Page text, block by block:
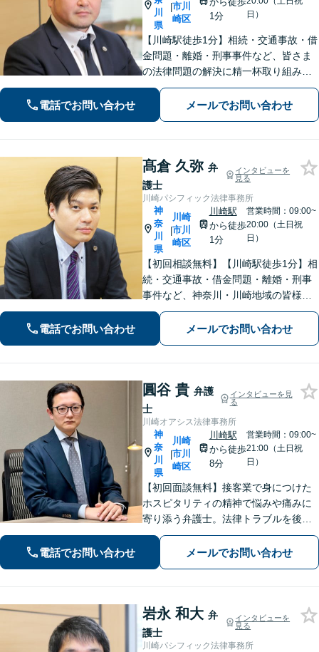
川
県
|市川
崎区
1分
日）
【川崎駅徒歩1分】相続・交通事故・借
金問題・離婚・刑事事件など、皆さま
の法律問題の解決に精一杯取り組みま
す。持ち前のバイタリティとフットワ
ークの軽さに自信あり。費用の負担を
最小限にするよう努めています。【地
電話でお問い合わせ メールでお問い合わせ
髙倉 久弥 弁
護士
インタビューを
見る
川崎パシフィック法律事務所
神
奈
川
県
|
川崎
市川
崎区
川崎駅
から徒歩
1分
営業時間：09:00~
20:00（土日祝
日）
【初回相談無料】【川崎駅徒歩1分】相
続・交通事故・借金問題・離婚・刑事
事件など、神奈川・川崎地域の皆様の
法律問題を解決すべく、親身になって
取り組みます。クチコミ・リピーター
の方も多数。お気軽にお問い合わせ下
電話でお問い合わせ メールでお問い合わせ
圓谷 貴 弁護
士
インタビューを見
る
川崎オアシス法律事務所
神
奈
川
県
|
川崎
市川
崎区
川崎駅
から徒歩
8分
営業時間：09:00~
21:00（土日祝
日）
【初回面談無料】接客業で身につけた
ホスピタリティの精神で悩みや痛みに
寄り添う弁護士。法律トラブルを後ろ
めたく思う必要はありません！【離婚
／借金／相続など】人生の困難を取り
除くことをお助けします。【初回面談
電話でお問い合わせ メールでお問い合わせ
岩永 和大 弁
護士
インタビューを
見る
川崎パシフィック法律事務所